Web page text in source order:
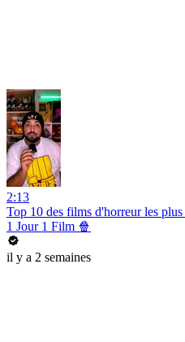
2:13
Top 10 des films d'horreur les
1 Jour 1 Film 🍿
il y a 2 semaines